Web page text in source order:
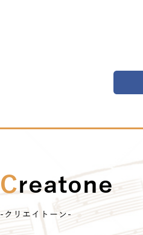
Creatone
-クリエイトーン-